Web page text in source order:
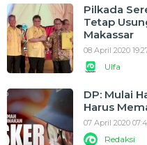
Pilkada
Tetap
Makassar
08 April 2020
Ulfa
DP: Mulai
Harus
07 April 2020
Redaksi